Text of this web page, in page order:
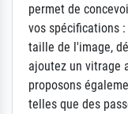
permet de
vos spécifications
taille de l'image,
ajoutez un vitrage
proposons
telles que des